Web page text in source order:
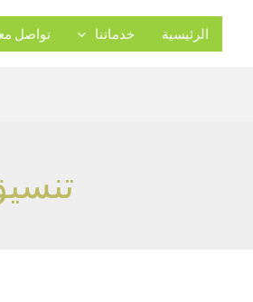
الرئيسية خدماتنا تواصل